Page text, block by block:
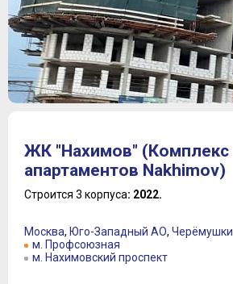
3
4
5
ЖК "Нахимов" (Комплекс
апартаментов Nakhimov)
Строится 3 корпуса: 2022.
Москва, Юго-Западный АО, Черёмушки
м. Профсоюзная
м. Нахимовский проспект